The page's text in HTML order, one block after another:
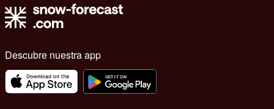
Descubre nuestra app